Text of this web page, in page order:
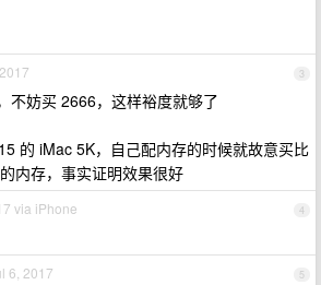
3
不妨买 2666，这样裕度就够了
的 iMac 5K，自己配内存的时候就故意买比
内存，事实证明效果很好
4
via iPhone
5
6, 2017